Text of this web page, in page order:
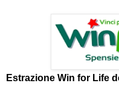
Estrazione Win for Life